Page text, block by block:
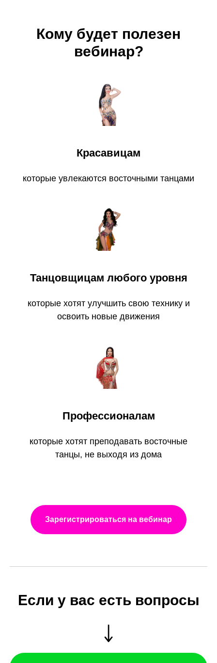
Кому будет полезен
вебинар?
Красавицам
которые увлекаются восточными танцами
Танцовщицам любого уровня
которые хотят улучшить свою технику и
освоить новые движения
Профессионалам
которые хотят преподавать восточные
танцы, не выходя из дома
Зарегистрироваться на вебинар
Если у вас есть вопросы